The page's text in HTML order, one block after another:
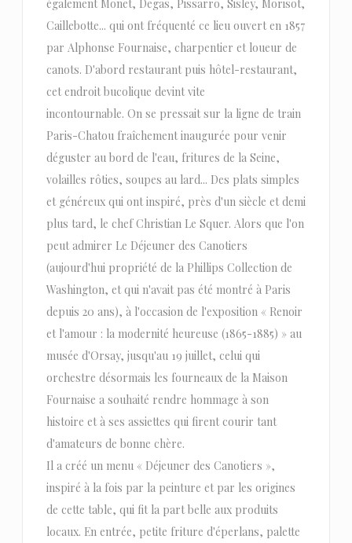
également Monet, Degas, Pissarro, Sisley, Morisot,
Caillebotte... qui ont fréquenté ce lieu ouvert en 1857
par Alphonse Fournaise, charpentier et loueur de
canots. D'abord restaurant puis hôtel-restaurant,
cet endroit bucolique devint vite
incontournable. On se pressait sur la ligne de train
Paris-Chatou fraîchement inaugurée pour venir
déguster au bord de l'eau, fritures de la Seine,
volailles rôties, soupes au lard... Des plats simples
et généreux qui ont inspiré, près d'un siècle et demi
plus tard, le chef Christian Le Squer. Alors que l'on
peut admirer Le Déjeuner des Canotiers
(aujourd'hui propriété de la Phillips Collection de
Washington, et qui n'avait pas été montré à Paris
depuis 20 ans), à l'occasion de l'exposition « Renoir
et l'amour : la modernité heureuse (1865-1885) » au
musée d'Orsay, jusqu'au 19 juillet, celui qui
orchestre désormais les fourneaux de la Maison
Fournaise a souhaité rendre hommage à son
histoire et à ses assiettes qui firent courir tant
d'amateurs de bonne chère.
Il a créé un menu « Déjeuner des Canotiers »,
inspiré à la fois par la peinture et par les origines
de cette table, qui fit la part belle aux produits
locaux. En entrée, petite friture d'éperlans, palette